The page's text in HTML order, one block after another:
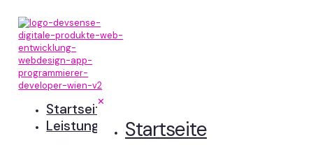
✕
Startseite
Startseite
Leistungen